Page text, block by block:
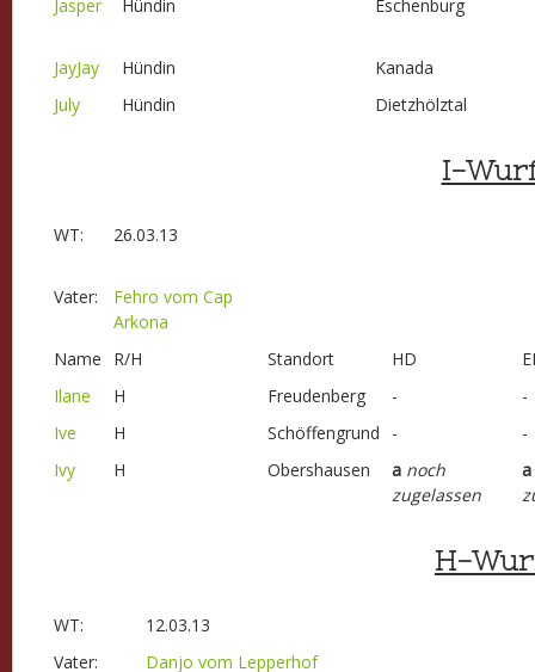
Jasper Hündin Eschenburg
JayJay Hündin
Kanada
July
Hündin Dietzhölztal
I-
WT: 26.03.13
Vater:
Fehro vom Cap
Arkona
Name
R/H Standort HD
Ilane
H Freudenberg -
-
Ive
H Schöffengrund -
-
Ivy
H Obershausen a noch
zugelassen
a
H-
WT:
12.03.13
Vater:
Danjo vom Lepperhof